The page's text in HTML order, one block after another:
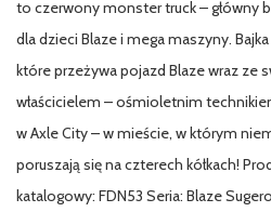
to czerwony monster truck – główny
dla dzieci Blaze i mega maszyny.
które przeżywa pojazd Blaze wraz ze
właścicielem – ośmioletnim
w Axle City – w mieście, w którym
poruszają się na czterech kółkach!
katalogowy: FDN53 Seria: Blaze